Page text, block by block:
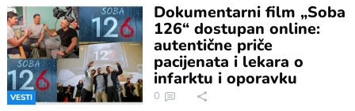
VESTI
Dokumentarni film „Soba
126“ dostupan online:
autentične priče
pacijenata i lekara o
infarktu i oporavku
0